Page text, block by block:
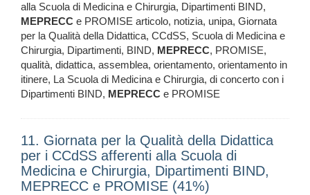
alla Scuola di Medicina e Chirurgia, Dipartimenti BIND,
MEPRECC e PROMISE articolo, notizia, unipa, Giornata
per la Qualità della Didattica, CCdSS, Scuola di Medicina e
Chirurgia, Dipartimenti, BIND, MEPRECC, PROMISE,
qualità, didattica, assemblea, orientamento, orientamento in
itinere, La Scuola di Medicina e Chirurgia, di concerto con i
Dipartimenti BIND, MEPRECC e PROMISE
11. Giornata per la Qualità della Didattica
per i CCdSS afferenti alla Scuola di
Medicina e Chirurgia, Dipartimenti BIND,
MEPRECC e PROMISE (41%)